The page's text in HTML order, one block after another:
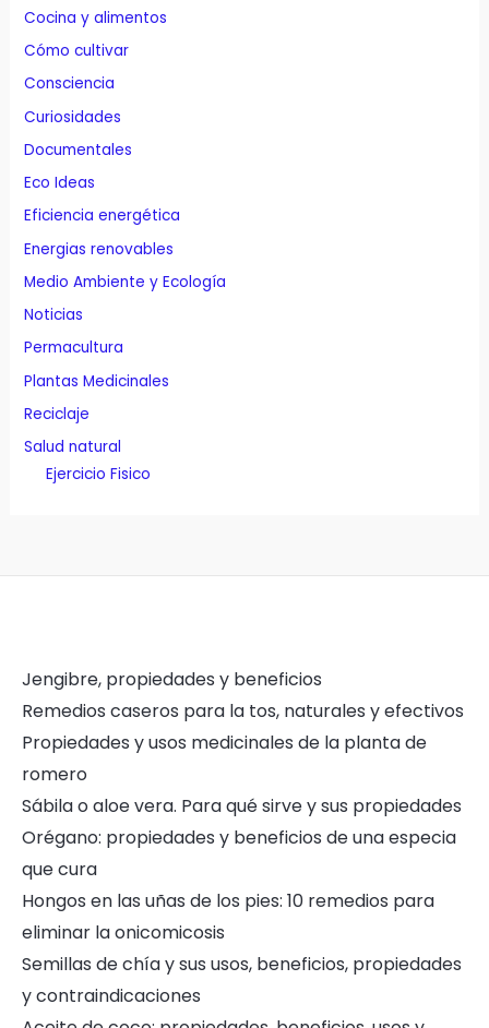
Cocina y alimentos
Cómo cultivar
Consciencia
Curiosidades
Documentales
Eco Ideas
Eficiencia energética
Energias renovables
Medio Ambiente y Ecología
Noticias
Permacultura
Plantas Medicinales
Reciclaje
Salud natural
Ejercicio Fisico
Jengibre, propiedades y beneficios
Remedios caseros para la tos, naturales y efectivos
Propiedades y usos medicinales de la planta de
romero
Sábila o aloe vera. Para qué sirve y sus propiedades
Orégano: propiedades y beneficios de una especia
que cura
Hongos en las uñas de los pies: 10 remedios para
eliminar la onicomicosis
Semillas de chía y sus usos, beneficios, propiedades
y contraindicaciones